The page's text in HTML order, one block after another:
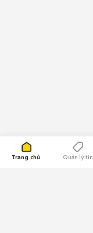
Trang chủ Quản lý tin